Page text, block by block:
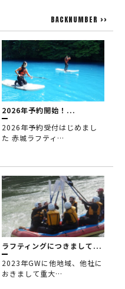
BACKNUMBER >>
2026年予約開始！...
2026年予約受付はじめまし
た 赤城ラフティ…
ラフティングにつきまして...
2023年GWに他地域、他社に
おきまして重大…